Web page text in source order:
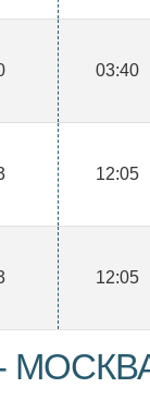
03:40
12:05
12:05